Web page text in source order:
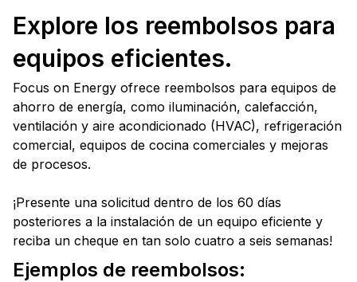
Explore los reembolsos para
equipos eficientes.
Focus on Energy ofrece reembolsos para equipos de
ahorro de energía, como iluminación, calefacción,
ventilación y aire acondicionado (HVAC), refrigeración
comercial, equipos de cocina comerciales y mejoras
de procesos.
¡Presente una solicitud dentro de los 60 días
posteriores a la instalación de un equipo eficiente y
reciba un cheque en tan solo cuatro a seis semanas!
Ejemplos de reembolsos: